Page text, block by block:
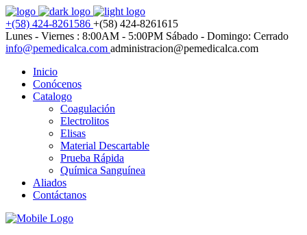
+(58) 424-8261586 +(58) 424-8261615
Lunes - Viernes : 8:00AM - 5:00PM Sábado - Domingo: Cerrado
info@pemedicalca.com administracion@pemedicalca.com
Inicio
Conócenos
Catalogo
Coagulación
Electrolitos
Elisas
Material Descartable
Prueba Rápida
Química Sanguínea
Aliados
Contáctanos